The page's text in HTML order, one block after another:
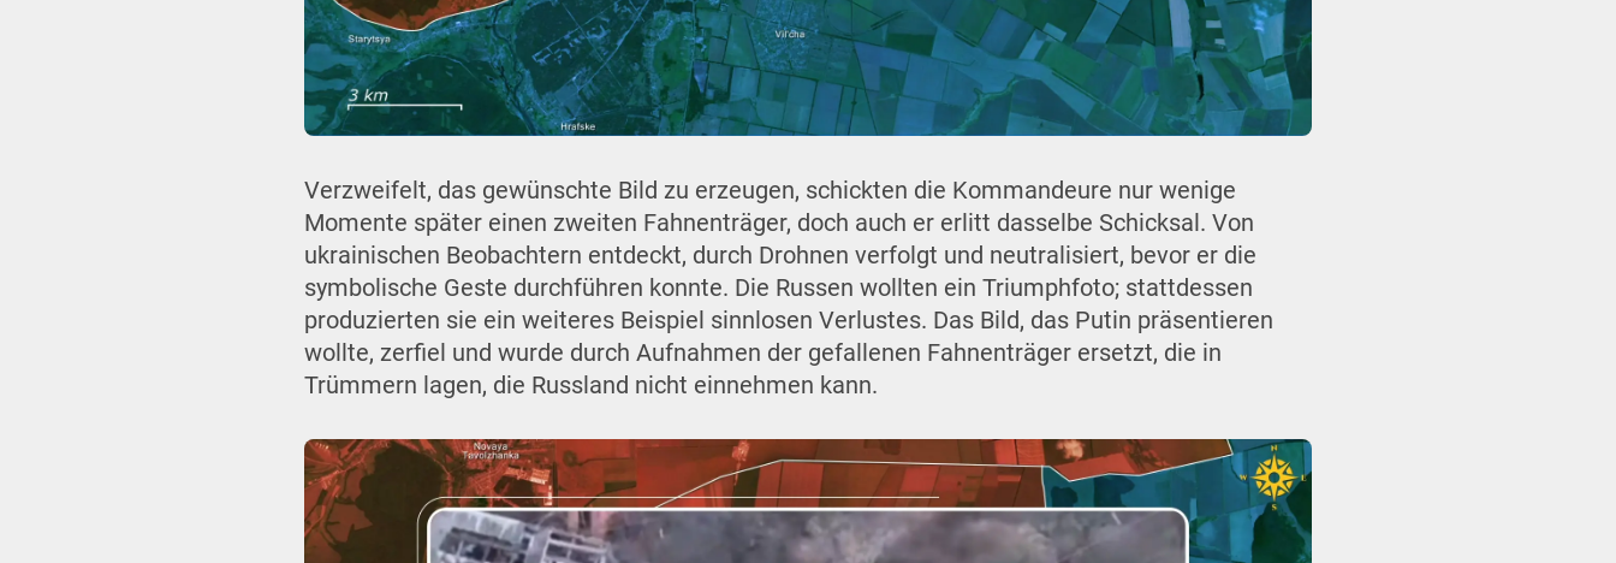
Verzweifelt, das gewünschte Bild zu erzeugen, schickten die Kommandeure nur wenige
Momente später einen zweiten Fahnenträger, doch auch er erlitt dasselbe Schicksal. Von
ukrainischen Beobachtern entdeckt, durch Drohnen verfolgt und neutralisiert, bevor er die
symbolische Geste durchführen konnte. Die Russen wollten ein Triumphfoto; stattdessen
produzierten sie ein weiteres Beispiel sinnlosen Verlustes. Das Bild, das Putin präsentieren
wollte, zerfiel und wurde durch Aufnahmen der gefallenen Fahnenträger ersetzt, die in
Trümmern lagen, die Russland nicht einnehmen kann.